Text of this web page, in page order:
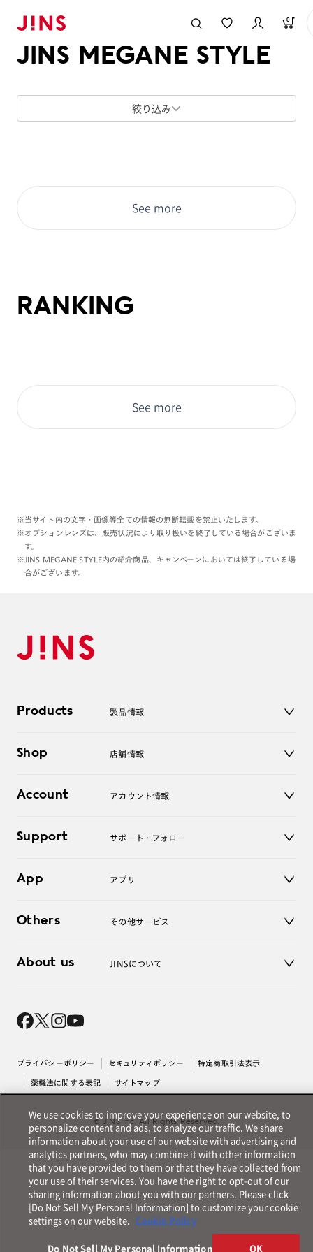
0
JINS MEGANE STYLE
絞り込み
See more
RANKING
See more
※当サイト内の文字・画像等全ての情報の無断転載を禁止いたします。
※オプションレンズは、販売状況により取り扱いを終了している場合がございま
す。
※JINS MEGANE STYLE内の紹介商品、キャンペーンにおいては終了している場
合がございます。
Products 製品情報
サングラス
コンタクトレンズ
アクセサリー
Shop 店舗情報
オンラインショップ
Account アカウント情報
ログアウト
Support サポート・フォロー
よくあるご質問
お問い合わせ
App アプリ
Others その他サービス
レンズ交換
About us JINSについて
採用情報
プライバシーポリシー セキュリティポリシー 特定商取引法表示
薬機法に関する表記 サイトマップ
© JINS Inc. All Rights Reserved.
We use cookies to improve your experience on our website, to
personalize content and ads, to analyze our traffic. We share
information about your use of our website with advertising and
analytics partners, who may combine it with other information
that you have provided to them or that they have collected from
your use of their services. You have the right to opt-out of our
sharing information about you with our partners. Please click
[Do Not Sell My Personal Information] to customize your cookie
settings on our website. Cookie Policy
Do Not Sell My Personal Information OK